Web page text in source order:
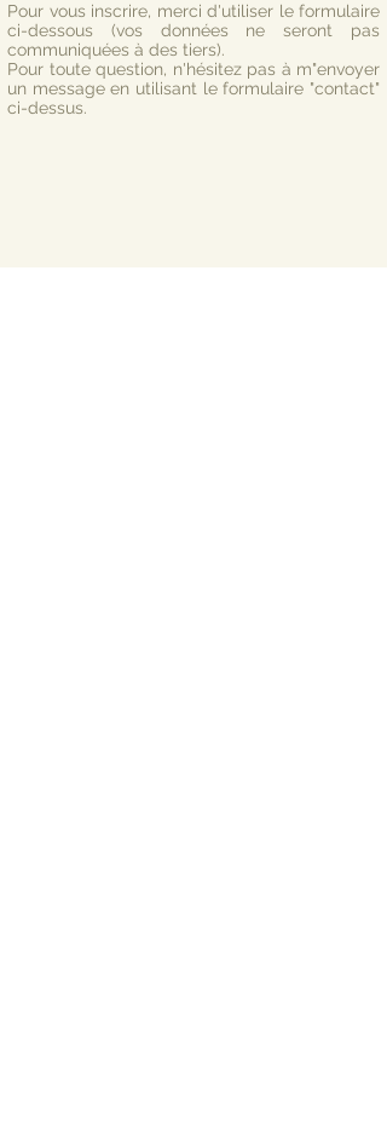
Pour vous inscrire, merci d'utiliser le formulaire
ci-dessous (vos données ne seront pas
communiquées à des tiers).
Pour toute question, n'hésitez pas à m"envoyer
un message en utilisant le formulaire "contact"
ci-dessus.